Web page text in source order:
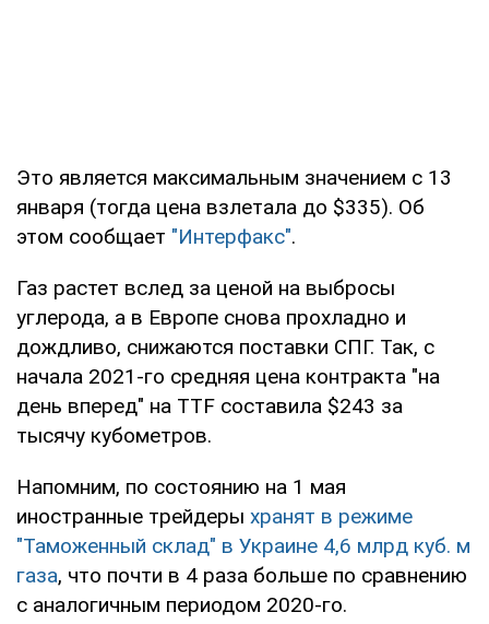
Это является максимальным значением с 13
января (тогда цена взлетала до $335). Об
этом сообщает "Интерфакс".
Газ растет вслед за ценой на выбросы
углерода, а в Европе снова прохладно и
дождливо, снижаются поставки СПГ. Так, с
начала 2021-го средняя цена контракта "на
день вперед" на TTF составила $243 за
тысячу кубометров.
Напомним, по состоянию на 1 мая
иностранные трейдеры хранят в режиме
"Таможенный склад" в Украине 4,6 млрд куб. м
газа, что почти в 4 раза больше по сравнению
с аналогичным периодом 2020-го.